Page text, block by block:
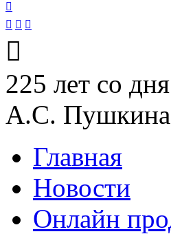

  

225 лет со
А.С. Пушкина
Главная
Новости
Онлайн